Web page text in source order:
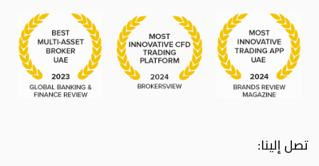
تصل إلينا: